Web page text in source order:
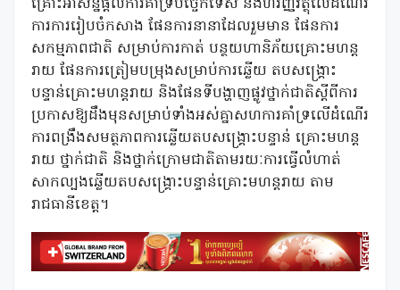
គ្រោះអាសន្នផ្តល់ការគាំទ្របច្ចេកទេស និងហិរញ្ញវត្ថុលើដំណើរ
ការការរៀបចំកសាង ផែនការនានាដែលរួមមាន ផែនការ
សកម្មភាពជាតិ សម្រាប់ការកាត់ បន្ថយហានិភ័យគ្រោះមហន្ត
រាយ ផែនការត្រៀមបម្រុងសម្រាប់ការឆ្លើយ តបសង្គ្រោះ
បន្ទាន់គ្រោះមហន្តរាយ និងផែនទីបង្ហាញផ្លូវថ្នាក់ជាតិស្តីពីការ
ប្រកាសឱ្យដឹងមុនសម្រាប់ទាំងអស់គ្នាសហការគាំទ្រលើដំណើរ
ការពង្រឹងសមត្ថភាពការឆ្លើយតបសង្គ្រោះបន្ទាន់ គ្រោះមហន្ត
រាយ ថ្នាក់ជាតិ និងថ្នាក់ក្រោមជាតិតាមរយៈការធ្វើលំហាត់
សាកល្បងឆ្លើយតបសង្គ្រោះបន្ទាន់គ្រោះមហន្តរាយ តាម
រាជធានីខេត្ត។